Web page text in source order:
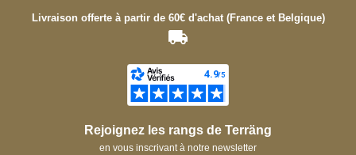
Livraison offerte à partir de 60€ d'achat (France et Belgique)
Rejoignez les rangs de Terräng
en vous inscrivant à notre newsletter